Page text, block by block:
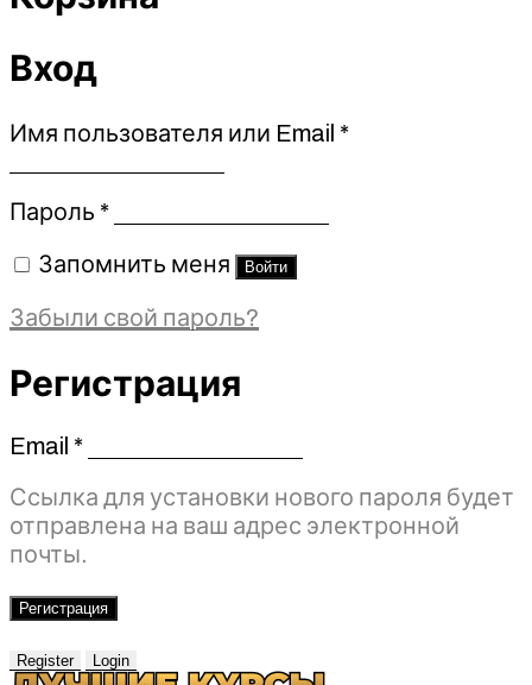
Вход
Имя пользователя или Email *Обязательно
Пароль *Обязательно
Запомнить меня Войти
Забыли свой пароль?
Регистрация
Email *Обязательно
Ссылка для установки нового пароля будет
отправлена ​​на ваш адрес электронной
почты.
Регистрация
Register Login